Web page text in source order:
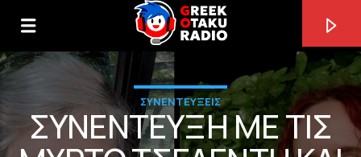
ΣΥΝΕΝΤΕΥΞΕΙΣ
ΣΥΝΈΝΤΕΥΞΗ ΜΕ ΤΙΣ